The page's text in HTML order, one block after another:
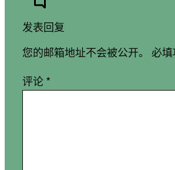
发表回复
您的邮箱地址不会被公开。
必
评论*